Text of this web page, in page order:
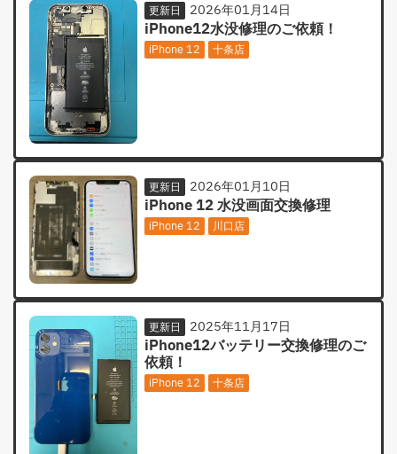
更新日 2026年01月14日
iPhone12水没修理のご依頼！
iPhone 12 十条店
更新日 2026年01月10日
iPhone 12 水没画面交換修理
iPhone 12 川口店
更新日 2025年11月17日
iPhone12バッテリー交換修理のご
依頼！
iPhone 12 十条店